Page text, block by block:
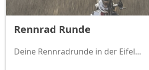
Rennrad Runde
Deine Rennradrunde in der Eifel...